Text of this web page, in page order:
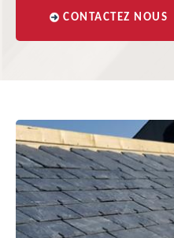
CONTACTEZ NOUS